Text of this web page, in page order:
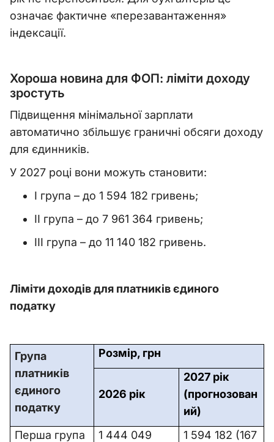
означає фактичне «перезавантаження»
індексації.
Хороша новина для ФОП: ліміти доходу
зростуть
Підвищення мінімальної зарплати
автоматично збільшує граничні обсяги доходу
для єдинників.
У 2027 році вони можуть становити:
І група – до 1 594 182 гривень;
ІІ група – до 7 961 364 гривень;
ІІІ група – до 11 140 182 гривень.
Ліміти доходів для платників єдиного
податку
Група
платників
єдиного
податку
Розмір, грн
2026 рік
2027 рік
(прогнозован
ий)
Перша група
1 444 049
1 594 182 (167